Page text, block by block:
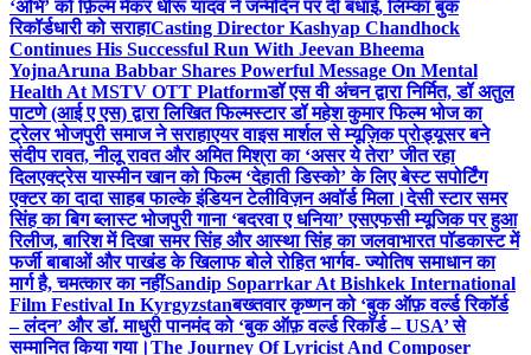
‘अभि’ को फ़िल्म मेकर धीरू यादव ने जन्मदिन पर दी बधाई, लिम्का बुक
रिकॉर्डधारी को सराहाCasting Director Kashyap Chandhock
Continues His Successful Run With Jeevan Bheema
YojnaAruna Babbar Shares Powerful Message On Mental
Health At MSTV OTT Platformडॉ एस वी अंचन द्वारा निर्मित, डॉ अतुल
पाटणे (आई ए एस) द्वारा लिखित फिल्मस्टार डॉ महेश कुमार फिल्म भोज का
ट्रेलर भोजपुरी समाज ने सराहाएयर वाइस मार्शल से म्यूज़िक प्रोड्यूसर बने
संदीप रावत, नीलू रावत और अमित मिश्रा का ‘असर ये तेरा’ जीत रहा
दिलएक्ट्रेस यास्मीन खान को फिल्म ‘देहाती डिस्को’ के लिए बेस्ट सपोर्टिंग
एक्टर का दादा साहब फाल्के इंडियन टेलीविज़न अवॉर्ड मिला।देसी स्टार समर
सिंह का बिग ब्लास्ट भोजपुरी गाना ‘बदरवा ए धनिया’ एसएफसी म्यूजिक पर हुआ
रिलीज, बारिश में दिखा समर सिंह और आस्था सिंह का जलवाभारत पॉडकास्ट में
फर्जी बाबाओं और पाखंड के खिलाफ बोले रोहित भार्गव- ज्योतिष समाधान का
मार्ग है, चमत्कार का नहींSandip Soparrkar At Bishkek International
Film Festival In Kyrgyzstanबख्तवार कृष्णन को ‘बुक ऑफ़ वर्ल्ड रिकॉर्ड
– लंदन’ और डॉ. माधुरी पानमंद को ‘बुक ऑफ़ वर्ल्ड रिकॉर्ड – USA’ से
सम्मानित किया गया।The Journey Of Lyricist And Composer